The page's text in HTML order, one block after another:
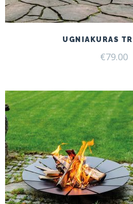
UGNIAKURAS
€79.00